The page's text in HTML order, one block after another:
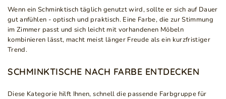
Wenn ein Schminktisch täglich genutzt wird, sollte er sich auf Dauer
gut anfühlen - optisch und praktisch. Eine Farbe, die zur Stimmung
im Zimmer passt und sich leicht mit vorhandenen Möbeln
kombinieren lässt, macht meist länger Freude als ein kurzfristiger
Trend.
SCHMINKTISCHE NACH FARBE ENTDECKEN
Diese Kategorie hilft Ihnen, schnell die passende Farbgruppe für